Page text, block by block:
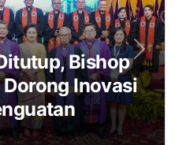
Bishop
Inovasi
Next